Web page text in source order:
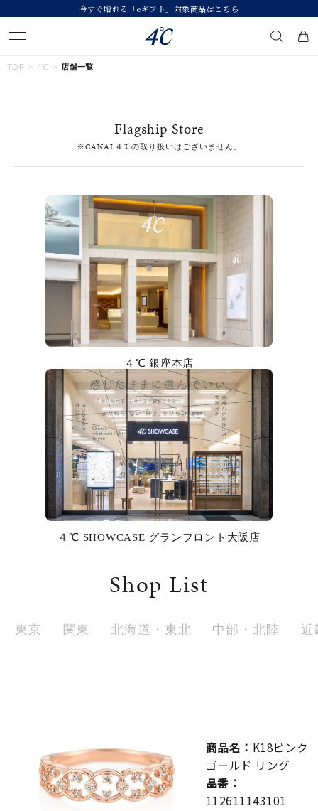
今すぐ贈れる「eギフト」対象商品はこちら
#ダイヤモンド ネックレス
#くまのプーさん
#エタニティ
#ジュエリー
カテゴリー すべてのジュエリー
ファッションテイスト
着用シーン
在庫ありのみ すべて表示
TOP 4℃ 店舗一覧
Flagship Store
※CANAL４℃の取り扱いはございません。
４℃ 銀座本店
４℃ SHOWCASE グランフロント大阪店
Shop List
東京 関東 北海道・東北 中部・北陸 近
商品名： K18ピンク
ゴールド リング
品番：
112611143101